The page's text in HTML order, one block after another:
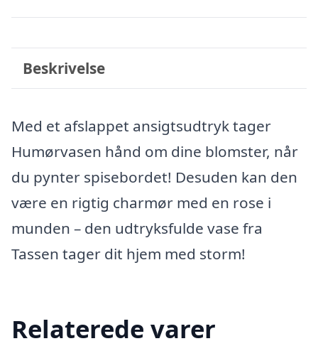
Beskrivelse
Med et afslappet ansigtsudtryk tager
Humørvasen hånd om dine blomster, når
du pynter spisebordet! Desuden kan den
være en rigtig charmør med en rose i
munden – den udtryksfulde vase fra
Tassen tager dit hjem med storm!
Relaterede varer